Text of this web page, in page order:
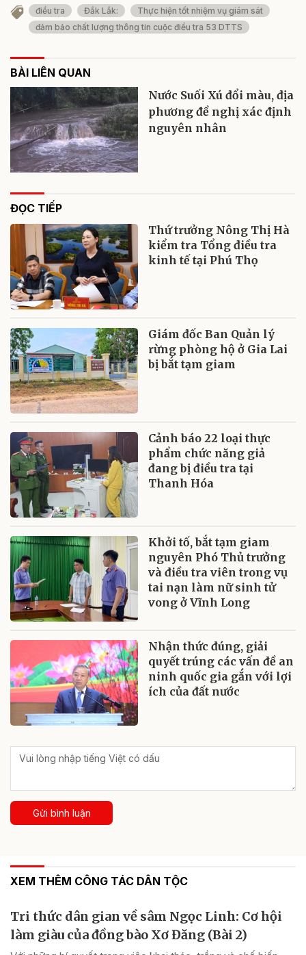
điều tra Đắk Lắk:
Thực hiện tốt nhiệm vụ giám sát
đảm bảo chất lượng thông tin cuộc điều tra 53 DTTS
BÀI LIÊN QUAN
Nước Suối Xú đổi màu, địa
phương đề nghị xác định
nguyên nhân
ĐỌC TIẾP
Thứ trưởng Nông Thị Hà
kiểm tra Tổng điều tra
kinh tế tại Phú Thọ
Giám đốc Ban Quản lý
rừng phòng hộ ở Gia Lai
bị bắt tạm giam
Cảnh báo 22 loại thực
phẩm chức năng giả
đang bị điều tra tại
Thanh Hóa
Khởi tố, bắt tạm giam
nguyên Phó Thủ trưởng
và điều tra viên trong vụ
tai nạn làm nữ sinh tử
vong ở Vĩnh Long
Nhận thức đúng, giải
quyết trúng các vấn đề an
ninh quốc gia gắn với lợi
ích của đất nước
Gửi bình luận
XEM THÊM CÔNG TÁC DÂN TỘC
Tri thức dân gian về sâm Ngọc Linh: Cơ hội
làm giàu của đồng bào Xơ Đăng (Bài 2)